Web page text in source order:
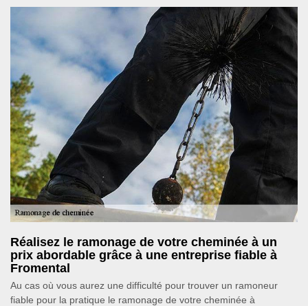
Réalisez le ramonage de votre cheminée à un
prix abordable grâce à une entreprise fiable à
Fromental
Au cas où vous aurez une difficulté pour trouver un ramoneur
fiable pour la pratique le ramonage de votre cheminée à